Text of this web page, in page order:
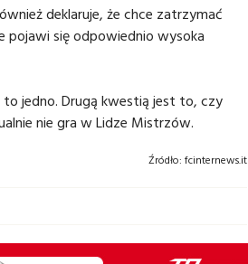
deklaruje, że chce zatrzymać
pojawi się odpowiednio wysoka
to jedno. Drugą kwestią jest to, czy
nie gra w Lidze Mistrzów.
Źródło: fcinternews.it